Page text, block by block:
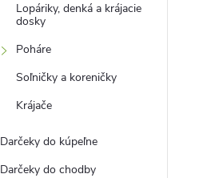
Lopáriky, denká a krájacie
dosky
Poháre
Soľničky a koreničky
Krájače
Darčeky do kúpeľne
Darčeky do chodby